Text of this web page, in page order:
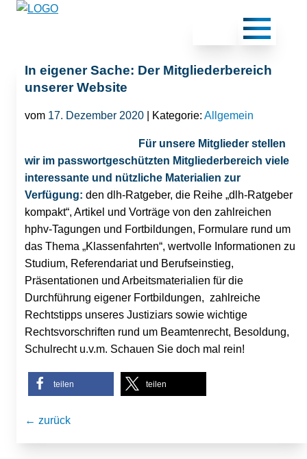
In eigener Sache: Der Mitgliederbereich
unserer Website
vom 17. Dezember 2020 | Kategorie: Allgemein
Für unsere Mitglieder stellen
wir im passwortgeschützten Mitgliederbereich viele
interessante und nützliche Materialien zur
Verfügung: den dlh-Ratgeber, die Reihe „dlh-Ratgeber
kompakt“, Artikel und Vorträge von den zahlreichen
hphv-Tagungen und Fortbildungen, Formulare rund um
das Thema „Klassenfahrten“, wertvolle Informationen zu
Studium, Referendariat und Berufseinstieg,
Präsentationen und Arbeitsmaterialien für die
Durchführung eigener Fortbildungen, zahlreiche
Rechtstipps unseres Justiziars sowie wichtige
Rechtsvorschriften rund um Beamtenrecht, Besoldung,
Schulrecht u.v.m. Schauen Sie doch mal rein!
teilen teilen
← zurück